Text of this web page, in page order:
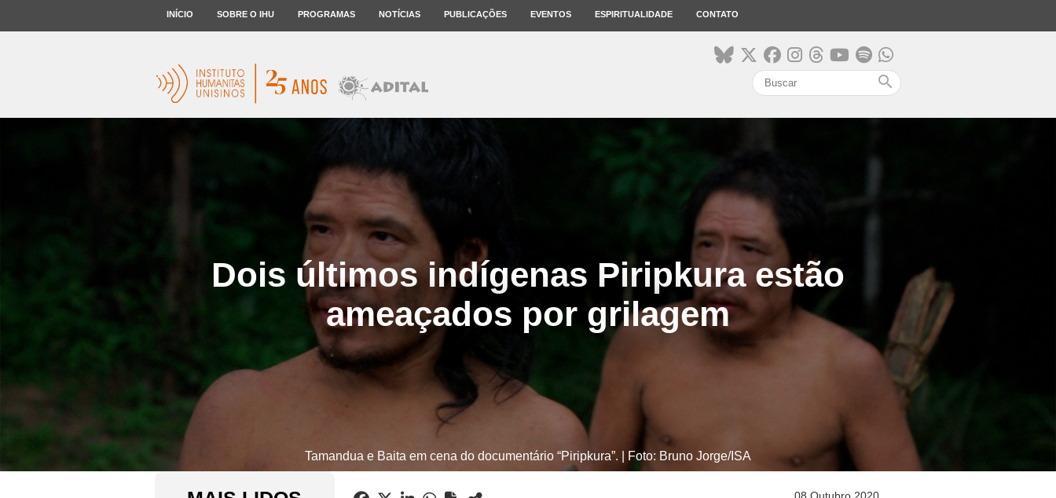
INÍCIO SOBRE O IHU PROGRAMAS NOTÍCIAS PUBLICAÇÕES EVENTOS ESPIRITUALIDADE CONTATO
search
Dois últimos indígenas Piripkura estão
ameaçados por grilagem
Tamandua e Baita em cena do documentário “Piripkura”. | Foto: Bruno Jorge/ISA